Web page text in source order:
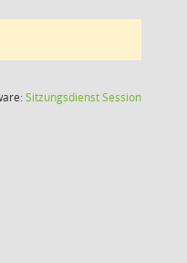
SitzungsdienstSession(Wird in